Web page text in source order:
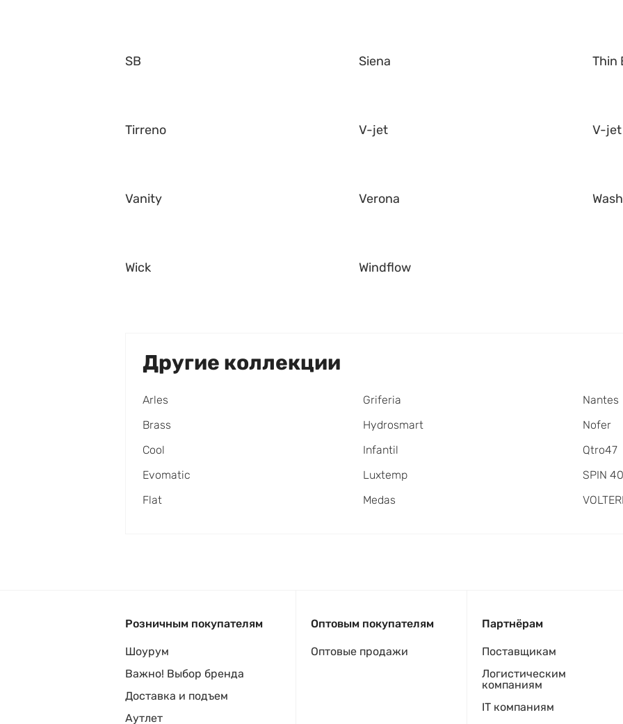
SB Siena Thin
Tirreno V-jet V-jet
Vanity Verona Wash
Wick Windflow
Другие коллекции
Arles
Brass
Cool
Evomatic
Flat
Griferia
Hydrosmart
Infantil
Luxtemp
Medas
Nantes
Nofer
Qtro47
SPIN
Розничным покупателям
Шоурум
Важно! Выбор бренда
Доставка и подъем
Аутлет
Оптовым покупателям
Оптовые продажи
Партнёрам
Поставщикам
Логистическим
компаниям
IT компаниям